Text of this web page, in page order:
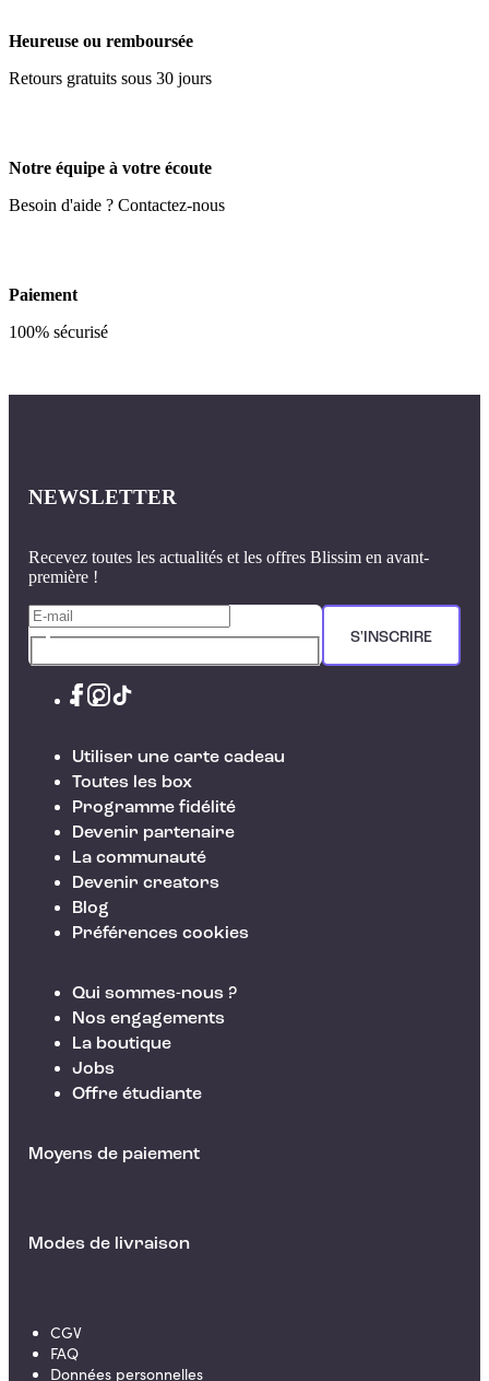
Heureuse ou remboursée
Retours gratuits sous 30 jours
Notre équipe à votre écoute
Besoin d'aide ? Contactez-nous
Paiement
100% sécurisé
NEWSLETTER
Recevez toutes les actualités et les offres Blissim en avant-
première !
S'INSCRIRE
Utiliser une carte cadeau
Toutes les box
Programme fidélité
Devenir partenaire
La communauté
Devenir creators
Blog
Préférences cookies
Qui sommes-nous ?
Nos engagements
La boutique
Jobs
Offre étudiante
Moyens de paiement
Modes de livraison
CGV
FAQ
Données personnelles